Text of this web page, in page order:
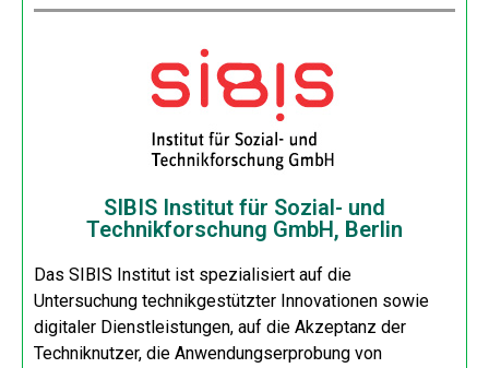
SIBIS Institut für Sozial- und
Technikforschung GmbH, Berlin
Das SIBIS Institut ist spezialisiert auf die
Untersuchung technikgestützter Innovationen sowie
digitaler Dienstleistungen, auf die Akzeptanz der
Techniknutzer, die Anwendungserprobung von